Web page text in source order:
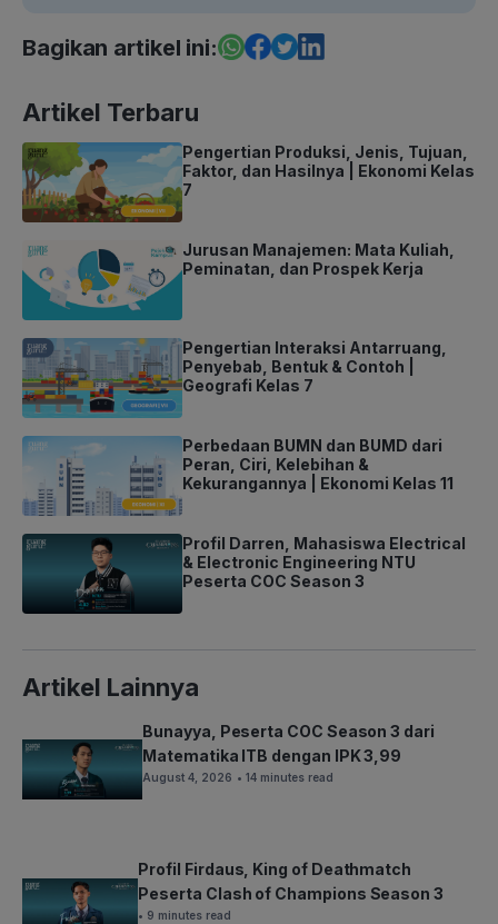
Bagikan artikel ini:
Artikel Terbaru
Pengertian Produksi, Jenis, Tujuan,
Faktor, dan Hasilnya | Ekonomi Kelas
7
Jurusan Manajemen: Mata Kuliah,
Peminatan, dan Prospek Kerja
Pengertian Interaksi Antarruang,
Penyebab, Bentuk & Contoh |
Geografi Kelas 7
Perbedaan BUMN dan BUMD dari
Peran, Ciri, Kelebihan &
Kekurangannya | Ekonomi Kelas 11
Profil Darren, Mahasiswa Electrical
& Electronic Engineering NTU
Peserta COC Season 3
Artikel Lainnya
Bunayya, Peserta COC Season 3 dari
Matematika ITB dengan IPK 3,99
August 4, 2026 • 14 minutes read
Profil Firdaus, King of Deathmatch
Peserta Clash of Champions Season 3
• 9 minutes read